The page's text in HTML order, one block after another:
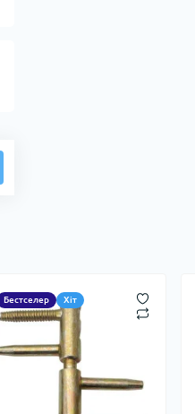
Бестселер Хіт